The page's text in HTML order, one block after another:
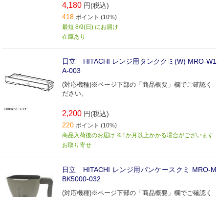
4,180 円(税込)
418 ポイント (10%)
最短 8/9(日) にお届け
在庫あり
日立 HITACHI レンジ用タンククミ(W) MRO-W1
A-003
(対応機種)※ページ下部の「商品概要」欄でご確認く
ださい。
2,200 円(税込)
220 ポイント (10%)
商品入荷後のお届け ※1か月以上かかる場合がございます
お取り寄せ
日立 HITACHI レンジ用パンケースクミ MRO-M
BK5000-032
(対応機種)※ページ下部の「商品概要」欄でご確認く